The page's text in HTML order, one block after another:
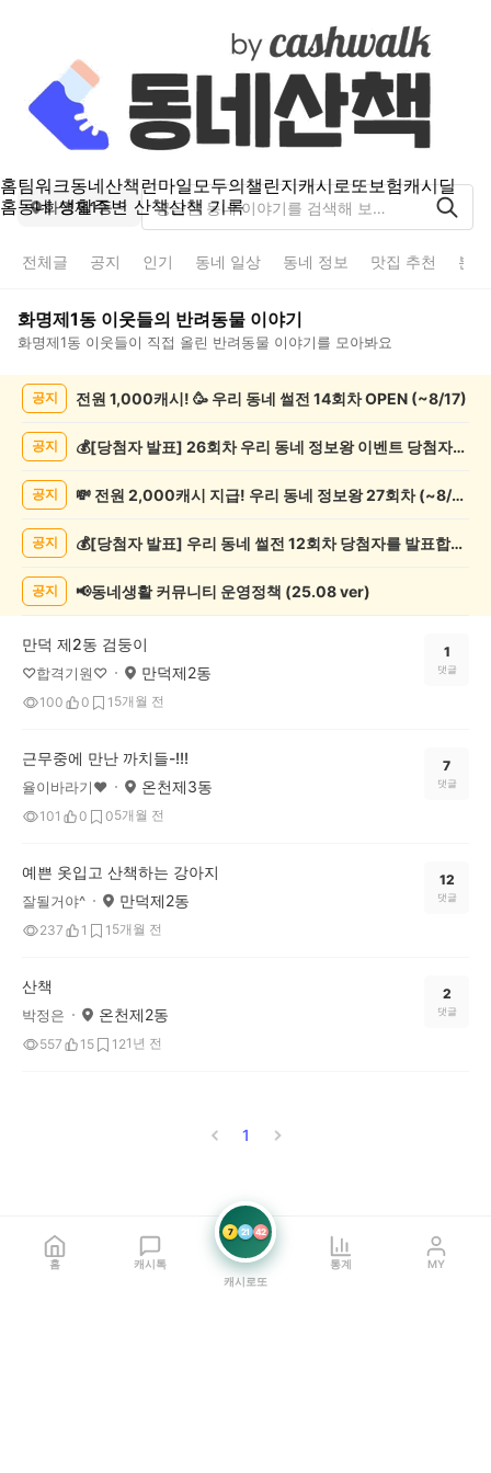
홈팀워크동네산책런마일모두의챌린지캐시로또보험캐시딜
홈동네 생활주변 산책산책 기록
화명제1동
전체글 공지 인기 동네 일상 동네 정보 맛집 추천 분
화명제1동 이웃들의 반려동물 이야기
화명제1동 이웃들이 직접 올린 반려동물 이야기를 모아봐요
글
공지 전원 1,000캐시! 🥳 우리 동네 썰전 14회차 OPEN (~8/17)
공지 💰[당첨자 발표] 26회차 우리 동네 정보왕 이벤트 당첨자를 발표합니다!
공지 💸 전원 2,000캐시 지급! 우리 동네 정보왕 27회차 (~8/10)
공지 💰[당첨자 발표] 우리 동네 썰전 12회차 당첨자를 발표합니다!
공지 📢동네생활 커뮤니티 운영정책 (25.08 ver)
만덕 제2동 검둥이
♡합격기원♡ 만덕제2동
100 0 1 5개월 전
1
댓글
근무중에 만난 까치들-!!!
율이바라기❤ 온천제3동
101 0 05개월 전
7
댓글
예쁜 옷입고 산책하는 강아지
잘될거야^ 만덕제2동
237 1 1 5개월 전
12
댓글
산책
박정은 온천제2동
557 15 121년 전
2
댓글
1
홈 캐시톡
7 21 42
캐시로또
통계 MY